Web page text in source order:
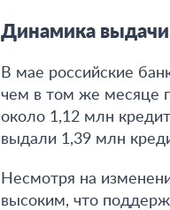
Динамика
В мае российские
чем в том же месяце
около 1,12 млн
выдали 1,39 млн
Несмотря на
высоким, что